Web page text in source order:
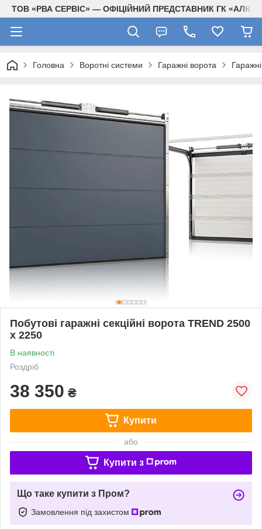
ТОВ «РВА СЕРВІС» — ОФІЦІЙНИЙ ПРЕДСТАВНИК ГК
Головна Воротні системи Гаражні ворота
Побутові гаражні секційні ворота TREND 2500
х 2250
В наявності
Роздріб
38 350 ₴
Купити
або
Купити з
Що таке купити з Пром?
Замовлення під захистом